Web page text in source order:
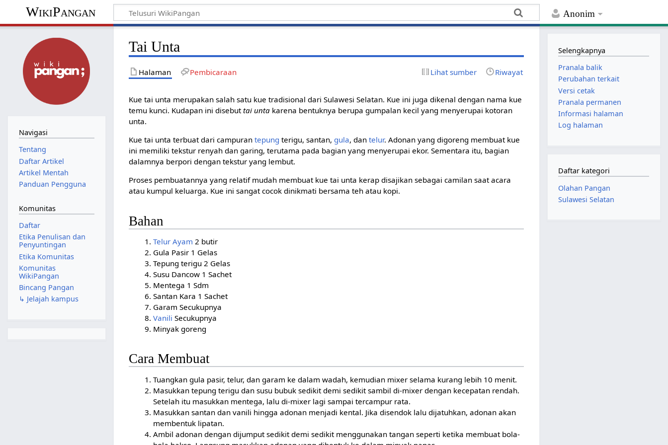
Anonim
WikiPangan
Tai Unta
Halaman Pembicaraan Lihat sumber Riwayat
Kue tai unta merupakan salah satu kue tradisional dari Sulawesi Selatan. Kue ini juga dikenal dengan nama kue
temu kunci. Kudapan ini disebuttai unta karena bentuknya berupa gumpalan kecil yang menyerupai kotoran
unta.
Kue tai unta terbuat dari campurantepung terigu, santan, gula, dantelur. Adonan yang digoreng membuat kue
ini memiliki tekstur renyah dan garing, terutama pada bagian yang menyerupai ekor. Sementara itu, bagian
dalamnya berpori dengan tekstur yang lembut.
Proses pembuatannya yang relatif mudah membuat kue tai unta kerap disajikan sebagai camilan saat acara
atau kumpul keluarga. Kue ini sangat cocok dinikmati bersama teh atau kopi.
Bahan
Telur Ayam 2 butir
Gula Pasir 1 Gelas
Tepung terigu 2 Gelas
Susu Dancow 1 Sachet
Mentega 1 Sdm
Santan Kara 1 Sachet
Garam Secukupnya
Vanili Secukupnya
Minyak goreng
Cara Membuat
Tuangkan gula pasir, telur, dan garam ke dalam wadah, kemudian mixer selama kurang lebih 10 menit.
Masukkan tepung terigu dan susu bubuk sedikit demi sedikit sambil di-mixer dengan kecepatan rendah.
Setelah itu masukkan mentega, lalu di-mixer lagi sampai tercampur rata.
Masukkan santan dan vanili hingga adonan menjadi kental. Jika disendok lalu dijatuhkan, adonan akan
membentuk lipatan.
Ambil adonan dengan dijumput sedikit demi sedikit menggunakan tangan seperti ketika membuat bola-
Navigasi
Tentang
Daftar Artikel
Artikel Mentah
Panduan Pengguna
Komunitas
Daftar
Etika Penulisan dan
Penyuntingan
Etika Komunitas
Komunitas
WikiPangan
Bincang Pangan
↳ Jelajah kampus
Selengkapnya
Pranala balik
Perubahan terkait
Versi cetak
Pranala permanen
Informasi halaman
Log halaman
Daftar kategori
Olahan Pangan
Sulawesi Selatan